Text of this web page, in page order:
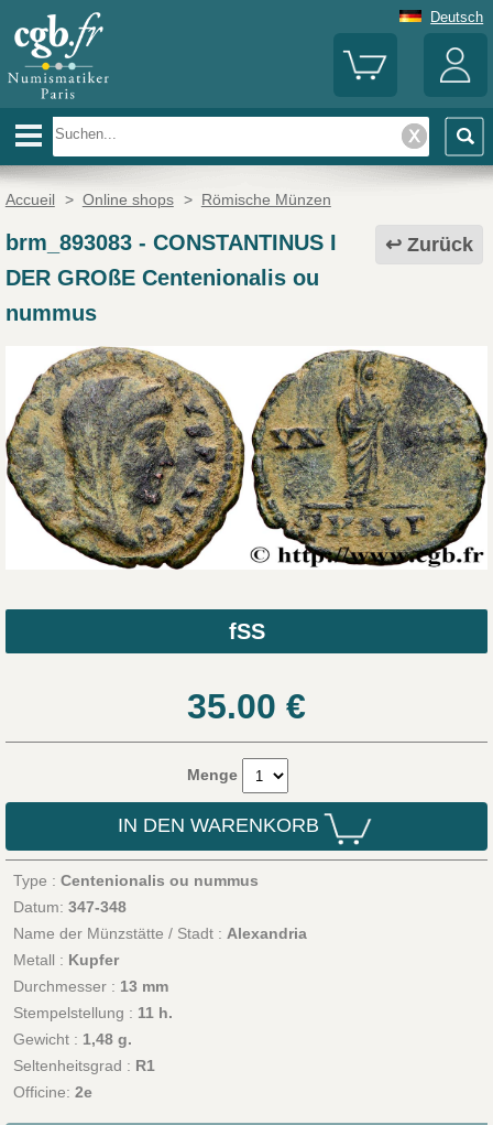
Deutsch
Accueil > Online shops > Römische Münzen
Zurück
brm_893083- CONSTANTINUS I
DER GROßE Centenionalis ou
nummus
fSS
35.00 €
Menge
IN DEN WARENKORB
Type : Centenionalis ou nummus
Datum: 347-348
Name der Münzstätte / Stadt : Alexandria
Metall : Kupfer
Durchmesser : 13 mm
Stempelstellung : 11 h.
Gewicht : 1,48 g.
Seltenheitsgrad : R1
Officine: 2e